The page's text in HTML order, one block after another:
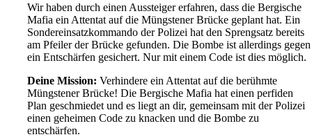
Wir haben durch einen Aussteiger erfahren, dass die Bergische
Mafia ein Attentat auf die Müngstener Brücke geplant hat. Ein
Sondereinsatzkommando der Polizei hat den Sprengsatz bereits
am Pfeiler der Brücke gefunden. Die Bombe ist allerdings gegen
ein Entschärfen gesichert. Nur mit einem Code ist dies möglich.
Deine Mission: Verhindere ein Attentat auf die berühmte
Müngstener Brücke! Die Bergische Mafia hat einen perfiden
Plan geschmiedet und es liegt an dir, gemeinsam mit der Polizei
einen geheimen Code zu knacken und die Bombe zu
entschärfen.